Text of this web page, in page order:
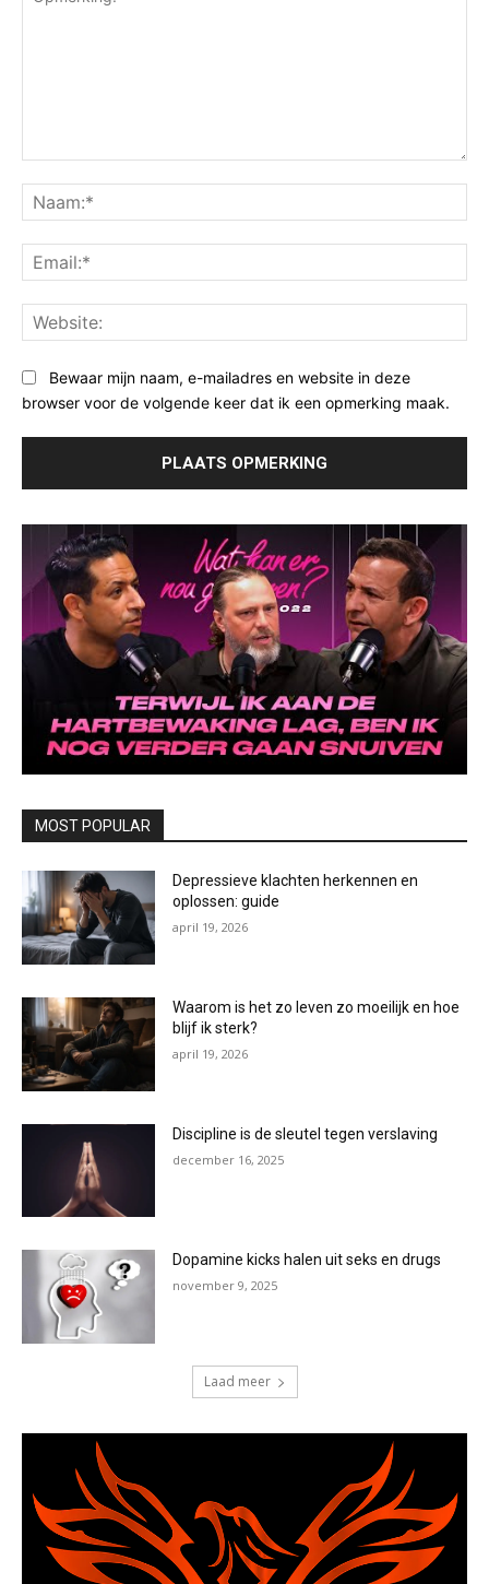
Bewaar mijn naam, e-mailadres en website in deze
browser voor de volgende keer dat ik een opmerking maak.
MOST POPULAR
Depressieve klachten herkennen en
oplossen: guide
april 19, 2026
Waarom is het zo leven zo moeilijk en hoe
blijf ik sterk?
april 19, 2026
Discipline is de sleutel tegen verslaving
december 16, 2025
Dopamine kicks halen uit seks en drugs
november 9, 2025
Laad meer